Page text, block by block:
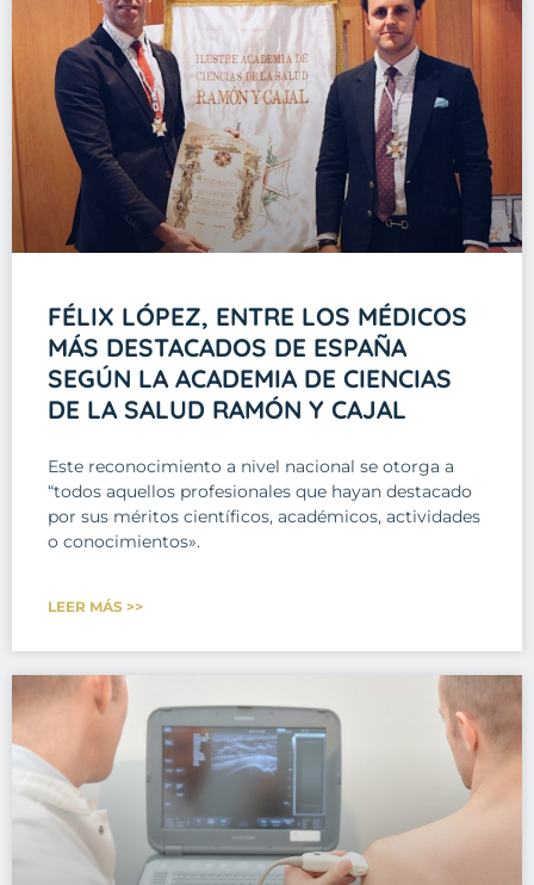
FÉLIX LÓPEZ, ENTRE LOS MÉDICOS
MÁS DESTACADOS DE ESPAÑA
SEGÚN LA ACADEMIA DE CIENCIAS
DE LA SALUD RAMÓN Y CAJAL
Este reconocimiento a nivel nacional se otorga a
“todos aquellos profesionales que hayan destacado
por sus méritos científicos, académicos, actividades
o conocimientos».
LEER MÁS >>